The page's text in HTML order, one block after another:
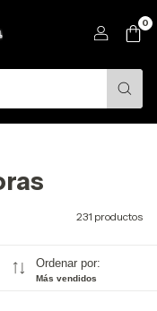
0
231 productos
Ordenar por:
Más vendidos